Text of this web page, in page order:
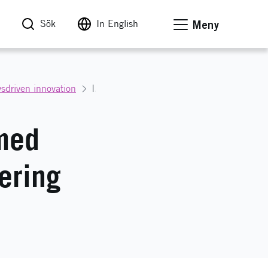
Sök In English Meny
innovation